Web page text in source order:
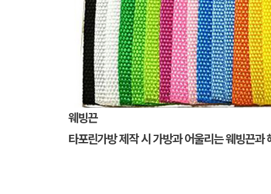
웨빙끈
타포린가방 제작 시 가방과 어울리는 웨빙끈과